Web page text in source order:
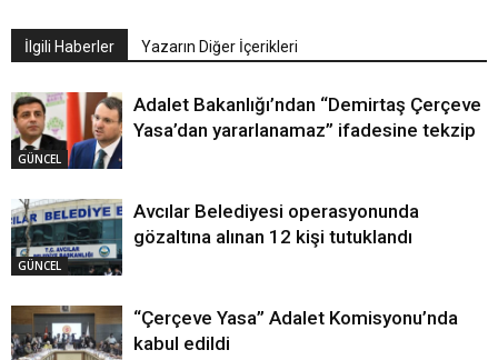
İlgili Haberler Yazarın Diğer İçerikleri
GÜNCEL
Adalet Bakanlığı’ndan “Demirtaş Çerçeve
Yasa’dan yararlanamaz” ifadesine tekzip
GÜNCEL
Avcılar Belediyesi operasyonunda
gözaltına alınan 12 kişi tutuklandı
“Çerçeve Yasa” Adalet Komisyonu’nda
kabul edildi